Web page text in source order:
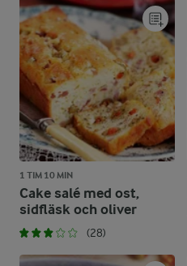
1 TIM 10 MIN
Cake salé med ost,
sidfläsk och oliver
(28)